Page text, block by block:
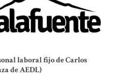
laboral fijo de Carlos
de AEDL)